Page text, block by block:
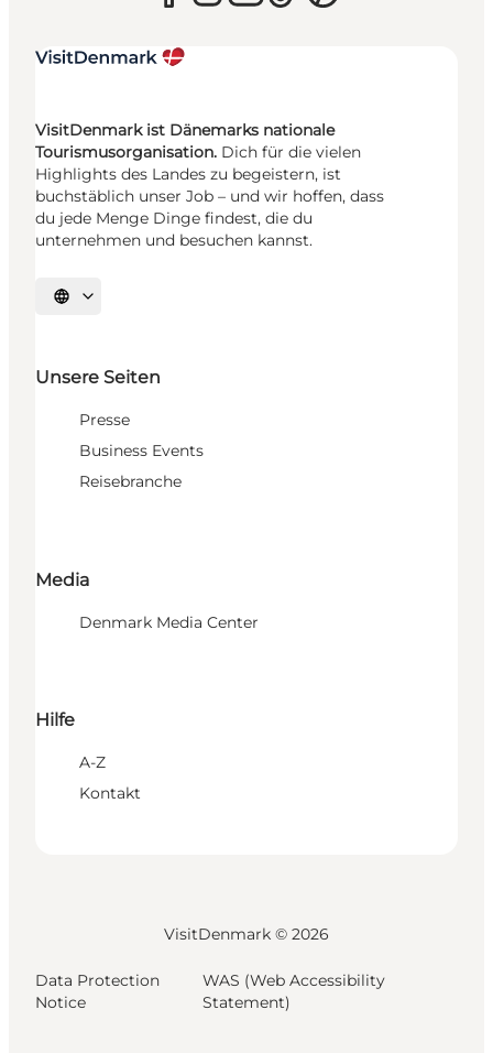
VisitDenmark ist Dänemarks nationale
Tourismusorganisation. Dich für die vielen
Highlights des Landes zu begeistern, ist
buchstäblich unser Job – und wir hoffen, dass
du jede Menge Dinge findest, die du
unternehmen und besuchen kannst.
Sprache auswählen
Unsere Seiten
Presse
Business Events
Reisebranche
Media
Denmark Media Center
Hilfe
A-Z
Kontakt
VisitDenmark © 2026
Data Protection
Notice
WAS (Web Accessibility
Statement)